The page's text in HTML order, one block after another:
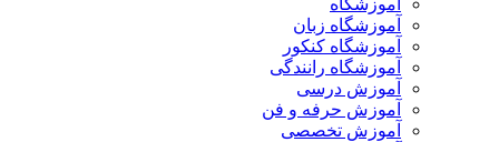
آموزشگاه
آموزشگاه زبان
آموزشگاه کنکور
آموزشگاه رانندگی
آموزش درسی
آموزش حرفه و فن
آموزش تخصصی